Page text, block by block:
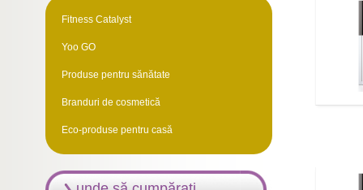
Fitness Catalyst
Yoo GO
Produse pentru sănătate
Branduri de cosmetică
Eco-produse pentru casă